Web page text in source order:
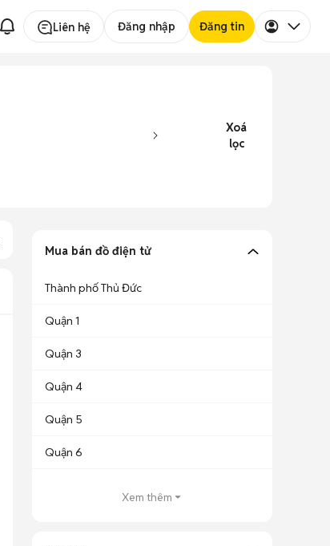
Liên hệ Đăng nhập Đăng tin
Xoá
lọc
Mua bán đồ điện tử
Thành phố Thủ Đức
Quận 1
Quận 3
Quận 4
Quận 5
Quận 6
Xem thêm